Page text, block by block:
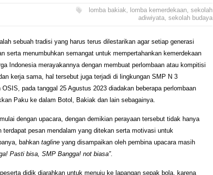
lomba bakiak lomba kemerdekaan, sekolah
adiwiyata, sekolah budaya
sebuah tradisi yang harus terus dilestarikan agar setiap generasi
serta menumbuhkan semangat untuk mempertahankan kemerdekaan
Indonesia merayakannya dengan membuat perlombaan atau kompitisi
kerja sama, hal tersebut juga terjadi di lingkungan SMP N 3
pada tanggal 25 Agustus 2023 diadakan beberapa perlombaan
Paku ke dalam Botol, Bakiak dan lain sebagainya.
dengan upacara, dengan demikian perayaan tersebut tidak hanya
terdapat pesan mendalam yang ditekan serta motivasi untuk
bahkan tagline yang disampaikan oleh pembina upacara masih
Pasti bisa, SMP Bangga! not biasa”.
didik diarahkan untuk menuju ke lapangan sepak bola, karena